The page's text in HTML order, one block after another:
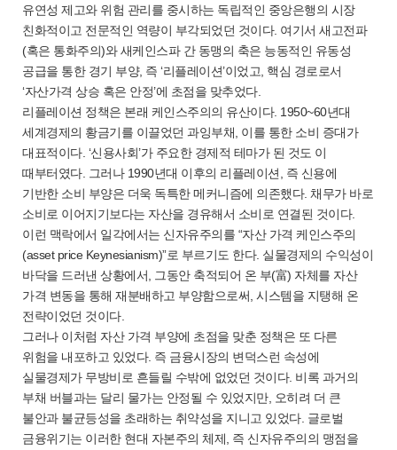
유연성 제고와 위험 관리를 중시하는 독립적인 중앙은행의 시장
친화적이고 전문적인 역량이 부각되었던 것이다. 여기서 새고전파
(혹은 통화주의)와 새케인스파 간 동맹의 축은 능동적인 유동성
공급을 통한 경기 부양, 즉 ‘리플레이션’이었고, 핵심 경로로서
‘자산가격 상승 혹은 안정’에 초점을 맞추었다.
리플레이션 정책은 본래 케인스주의의 유산이다. 1950~60년대
세계경제의 황금기를 이끌었던 과잉부채, 이를 통한 소비 증대가
대표적이다. ‘신용사회’가 주요한 경제적 테마가 된 것도 이
때부터였다. 그러나 1990년대 이후의 리플레이션, 즉 신용에
기반한 소비 부양은 더욱 독특한 메커니즘에 의존했다. 채무가 바로
소비로 이어지기보다는 자산을 경유해서 소비로 연결된 것이다.
이런 맥락에서 일각에서는 신자유주의를 “자산 가격 케인스주의
(asset price Keynesianism)”로 부르기도 한다. 실물경제의 수익성이
바닥을 드러낸 상황에서, 그동안 축적되어 온 부(富) 자체를 자산
가격 변동을 통해 재분배하고 부양함으로써, 시스템을 지탱해 온
전략이었던 것이다.
그러나 이처럼 자산 가격 부양에 초점을 맞춘 정책은 또 다른
위험을 내포하고 있었다. 즉 금융시장의 변덕스런 속성에
실물경제가 무방비로 흔들릴 수밖에 없었던 것이다. 비록 과거의
부채 버블과는 달리 물가는 안정될 수 있었지만, 오히려 더 큰
불안과 불균등성을 초래하는 취약성을 지니고 있었다. 글로벌
금융위기는 이러한 현대 자본주의 체제, 즉 신자유주의의 맹점을